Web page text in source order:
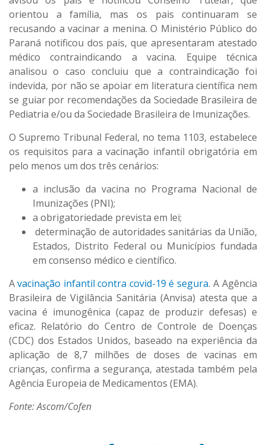
orientou a família, mas os pais continuaram se
recusando a vacinar a menina. O Ministério Público do
Paraná notificou dos pais, que apresentaram atestado
médico contraindicando a vacina. Equipe técnica
analisou o caso concluiu que a contraindicação foi
indevida, por não se apoiar em literatura científica nem
se guiar por recomendações da Sociedade Brasileira de
Pediatria e/ou da Sociedade Brasileira de Imunizações.
O Supremo Tribunal Federal, no tema 1103, estabelece
os requisitos para a vacinação infantil obrigatória em
pelo menos um dos três cenários:
a inclusão da vacina no Programa Nacional de
Imunizações (PNI);
a obrigatoriedade prevista em lei;
determinação de autoridades sanitárias da União,
Estados, Distrito Federal ou Municípios fundada
em consenso médico e científico.
Avacinação infantil contra covid-19 é segura. A Agência
Brasileira de Vigilância Sanitária (Anvisa) atesta que a
vacina é imunogênica (capaz de produzir defesas) e
eficaz. Relatório do Centro de Controle de Doenças
(CDC) dos Estados Unidos, baseado na experiência da
aplicação de 8,7 milhões de doses de vacinas em
crianças, confirma a segurança, atestada também pela
Agência Europeia de Medicamentos (EMA).
Fonte: Ascom/Cofen